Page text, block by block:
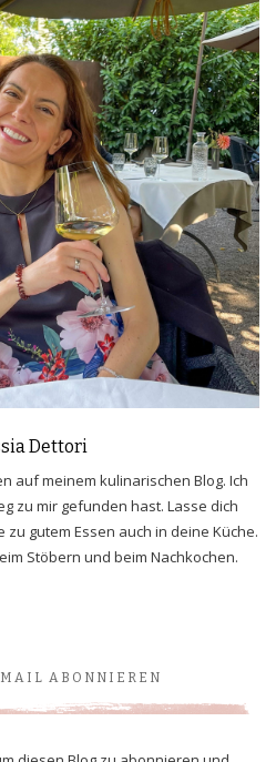
Dettori
auf meinem kulinarischen Blog. Ich
zu mir gefunden hast. Lasse dich
gutem Essen auch in deine Küche.
Stöbern und beim Nachkochen.
ABONNIEREN